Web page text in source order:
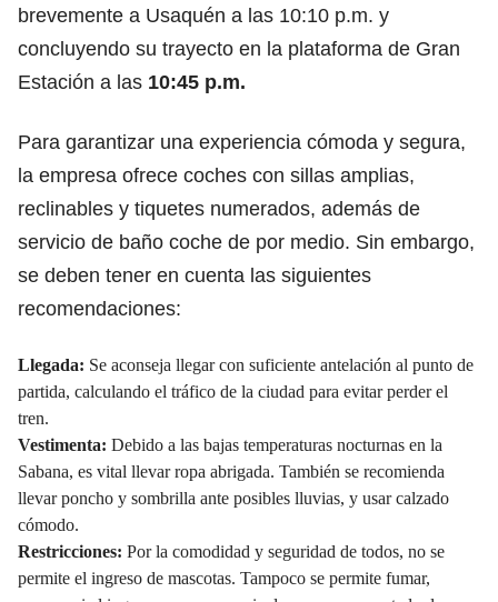
brevemente a Usaquén a las 10:10 p.m. y
concluyendo su trayecto en la plataforma de Gran
Estación a las 10:45 p.m.
Para garantizar una experiencia cómoda y segura,
la empresa ofrece coches con sillas amplias,
reclinables y tiquetes numerados, además de
servicio de baño coche de por medio. Sin embargo,
se deben tener en cuenta las siguientes
recomendaciones:
Llegada: Se aconseja llegar con suficiente antelación al punto de
partida, calculando el tráfico de la ciudad para evitar perder el
tren.
Vestimenta: Debido a las bajas temperaturas nocturnas en la
Sabana, es vital llevar ropa abrigada. También se recomienda
llevar poncho y sombrilla ante posibles lluvias, y usar calzado
cómodo.
Restricciones: Por la comodidad y seguridad de todos, no se
permite el ingreso de mascotas. Tampoco se permite fumar,